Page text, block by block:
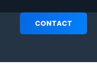
CONTACT